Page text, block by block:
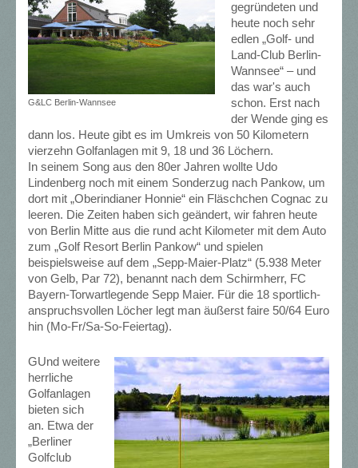
G&LC Berlin-Wannsee
gegründeten und
heute noch sehr
edlen „Golf- und
Land-Club Berlin-
Wannsee“ – und
das war's auch
schon. Erst nach
der Wende ging es
dann los. Heute gibt es im Umkreis von 50 Kilometern
vierzehn Golfanlagen mit 9, 18 und 36 Löchern.
In seinem Song aus den 80er Jahren wollte Udo
Lindenberg noch mit einem Sonderzug nach Pankow, um
dort mit „Oberindianer Honnie“ ein Fläschchen Cognac zu
leeren. Die Zeiten haben sich geändert, wir fahren heute
von Berlin Mitte aus die rund acht Kilometer mit dem Auto
zum „Golf Resort Berlin Pankow“ und spielen
beispielsweise auf dem „Sepp-Maier-Platz“ (5.938 Meter
von Gelb, Par 72), benannt nach dem Schirmherr, FC
Bayern-Torwartlegende Sepp Maier. Für die 18 sportlich-
anspruchsvollen Löcher legt man äußerst faire 50/64 Euro
hin (Mo-Fr/Sa-So-Feiertag).
GUnd weitere
herrliche
Golfanlagen
bieten sich
an. Etwa der
„Berliner
Golfclub